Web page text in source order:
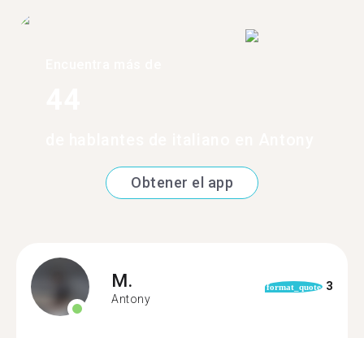
Obtener el app
M.
Antony
format_quote 3